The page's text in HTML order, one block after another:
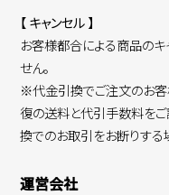
【 キャンセル 】
お客様都合による商品のキ
せん。
※代金引換でご注文のお客
復の送料と代引手数料をご
換でのお取引をお断りする
運営会社